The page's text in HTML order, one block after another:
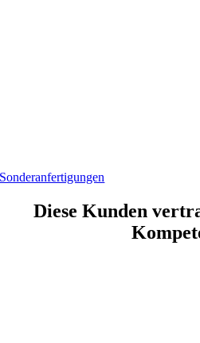
Sonderanfertigungen
Diese Kunden